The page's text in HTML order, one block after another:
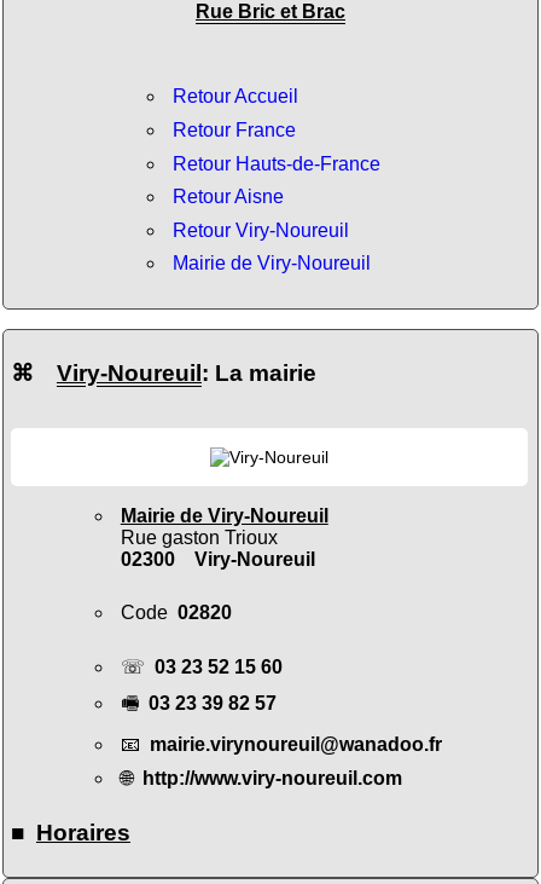
Rue Bric et Brac
Retour Accueil
Retour France
Retour Hauts-de-France
Retour Aisne
Retour Viry-Noureuil
Mairie de Viry-Noureuil
⌘ Viry-Noureuil: La mairie
Mairie de Viry-Noureuil
Rue gaston Trioux
02300 Viry-Noureuil
Code 02820
☏ 03 23 52 15 60
🖷 03 23 39 82 57
📧 mairie.virynoureuil@wanadoo.fr
🌐 http://www.viry-noureuil.com
■ Horaires